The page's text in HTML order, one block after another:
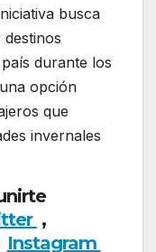
busca
durante los
opción
que
invernales
,
Instagram